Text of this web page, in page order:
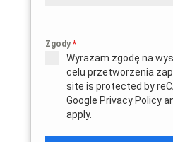
Zgody*
Wyrażam zgodę na
celu przetworzenia
site is protected by
Google Privacy Policy
apply.